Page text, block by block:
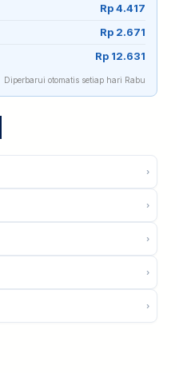
Rp 4.417
Rp 2.671
Rp 12.631
Diperbarui otomatis setiap hari Rabu
›
›
›
›
›